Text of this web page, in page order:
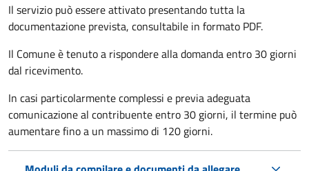
Il servizio può essere attivato presentando tutta la
documentazione prevista, consultabile in formato PDF.
Il Comune è tenuto a rispondere alla domanda entro 30 giorni
dal ricevimento.
In casi particolarmente complessi e previa adeguata
comunicazione al contribuente entro 30 giorni, il termine può
aumentare fino a un massimo di 120 giorni.